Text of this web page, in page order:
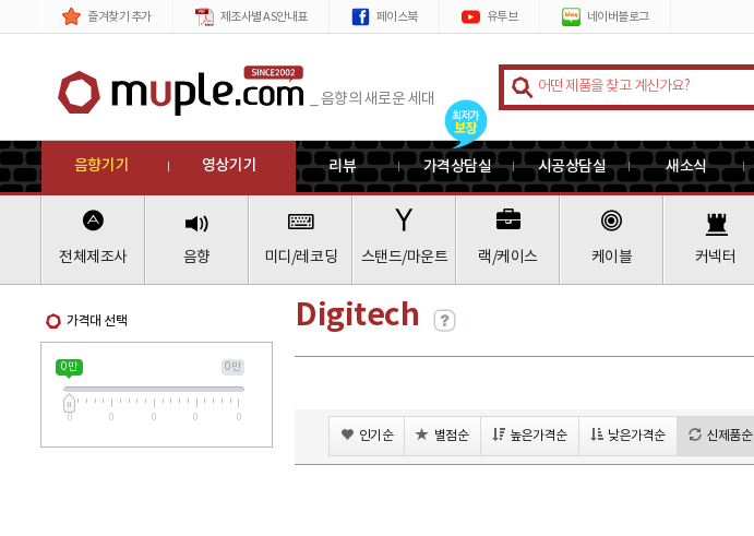
_ 음향의 새로운 세대
리뷰 가격상담실 시공상담실 새소식
메뉴
음향기기
전체제조사 음향 미디/레코딩 스탠드/마운트 랙/케이스 케이블 커넥터
영상기기
즐겨찾기 추가 제조사별 AS안내표 페이스북 유투브 네이버블로그
가격대 선택
0 만
0 만
0 0 0 0 0
Digitech
인기순 별점순 높은가격순 낮은가격순 신제품순